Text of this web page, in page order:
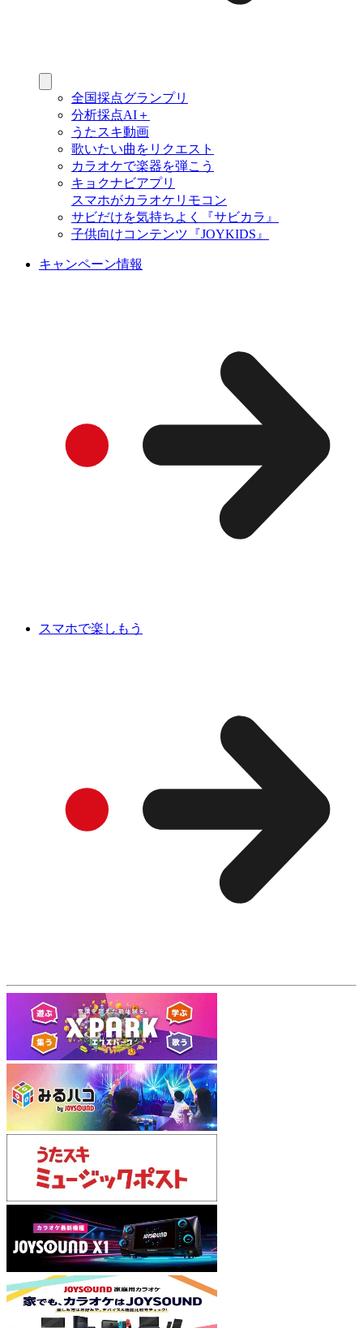
全国採点グランプリ
分析採点AI＋
うたスキ動画
歌いたい曲をリクエスト
カラオケで楽器を弾こう
キョクナビアプリ
スマホがカラオケリモコン
サビだけを気持ちよく『サビカラ』
子供向けコンテンツ『JOYKIDS』
キャンペーン情報
スマホで楽しもう